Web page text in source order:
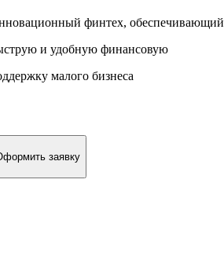
финтех, обеспечивающий
и удобную финансовую
малого бизнеса
заявку